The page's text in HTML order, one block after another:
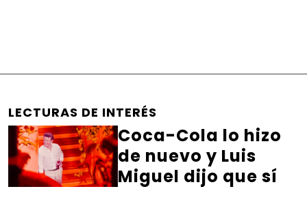
LECTURAS DE INTERÉS
Coca-Cola lo hizo
de nuevo y Luis
Miguel dijo que sí